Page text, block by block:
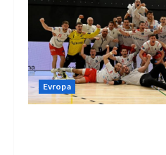
Evropa